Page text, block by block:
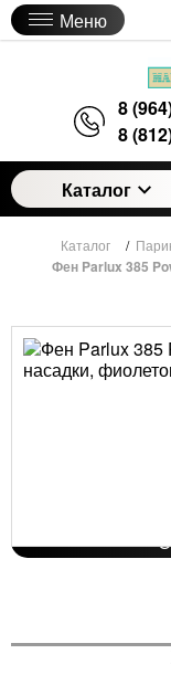
Меню
8
8
Каталог
Каталог /
Фен Parlux 385
Фен Parlux 385